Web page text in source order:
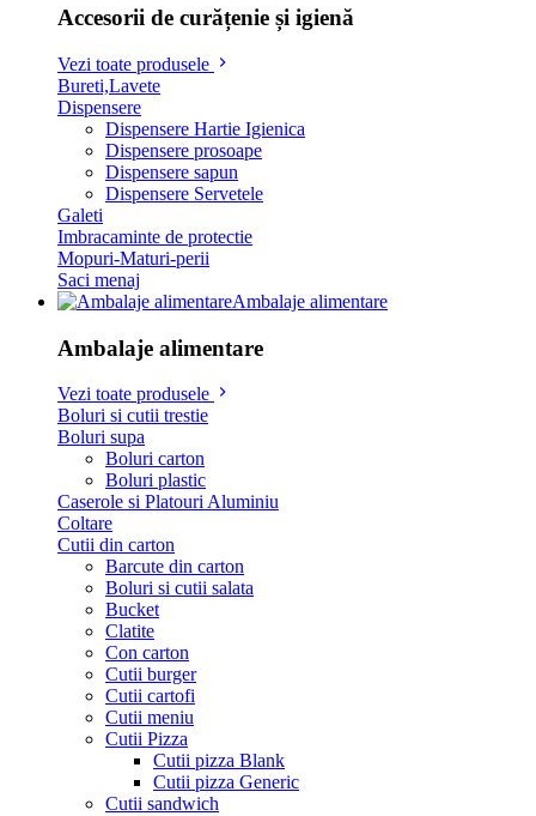
Accesorii de curățenie și igienă
Vezi toate produsele
Bureti,Lavete
Dispensere
Dispensere Hartie Igienica
Dispensere prosoape
Dispensere sapun
Dispensere Servetele
Galeti
Imbracaminte de protectie
Mopuri-Maturi-perii
Saci menaj
Ambalaje alimentare
Ambalaje alimentare
Vezi toate produsele
Boluri si cutii trestie
Boluri supa
Boluri carton
Boluri plastic
Caserole si Platouri Aluminiu
Coltare
Cutii din carton
Barcute din carton
Boluri si cutii salata
Bucket
Clatite
Con carton
Cutii burger
Cutii cartofi
Cutii meniu
Cutii Pizza
Cutii pizza Blank
Cutii pizza Generic
Cutii sandwich